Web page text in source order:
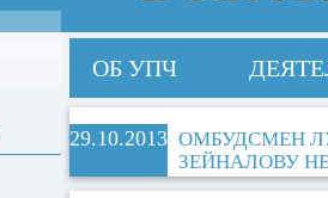
ОБ УПЧ
29.10.2013 ОМБУДСМЕН
ЗЕЙНАЛОВУ